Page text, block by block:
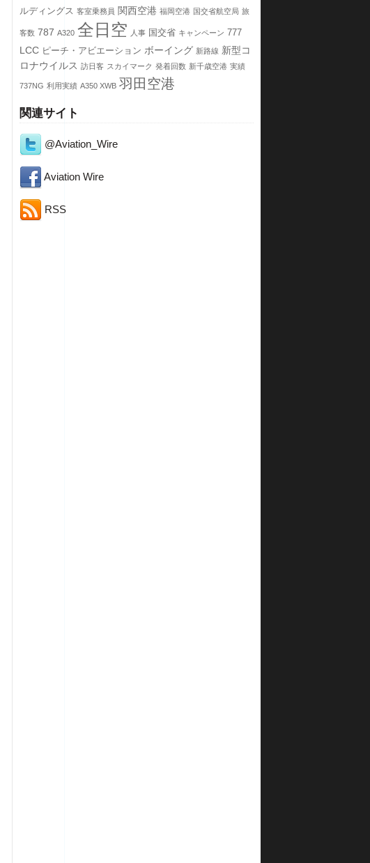
ルディングス 客室乗務員 関西空港 福岡空港 国交省航空局 旅
客数 787 A320 全日空 人事 国交省 キャンペーン 777
LCC ピーチ・アビエーション ボーイング 新路線 新型コ
ロナウイルス 訪日客 スカイマーク 発着回数 新千歳空港 実績
737NG 利用実績 A350 XWB 羽田空港
関連サイト
@Aviation_Wire
Aviation Wire
RSS